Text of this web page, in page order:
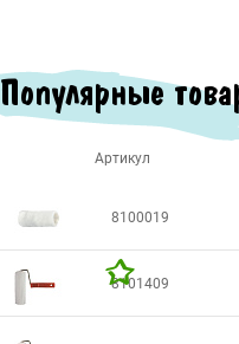
Популярные
Артикул
8100019
8101409